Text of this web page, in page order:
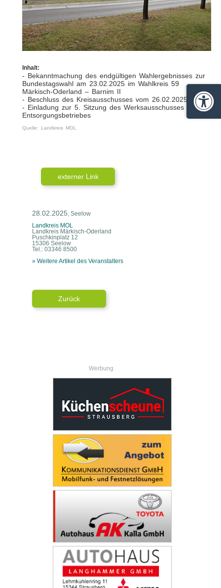
Inhalt:
- Bekanntmachung des endgültigen Wahlergebnisses zur
Bundestagswahl am 23.02.2025 im Wahlkreis 59
Märkisch-Oderland – Barnim II
- Beschluss des Kreisausschusses vom 26.02.2025
- Einladung zur 5. Sitzung des Werksausschusses des
Entsorgungsbetriebes
Quelle: Landkreis MOL
externer Link
28.02.2025, Seelow
Landkreis MOL
Landkreis Märkisch-Oderland
Puschkinplatz 12
15306 Seelow
Tel.: 03346 8500
» Weitere Artikel des Veranstalters
Zurück
Werbung